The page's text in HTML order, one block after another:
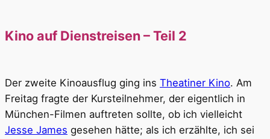
Kino auf Dienstreisen – Teil 2
Der zweite Kinoausflug ging ins Theatiner Kino. Am
Freitag fragte der Kursteilnehmer, der eigentlich in
München-Filmen auftreten sollte, ob ich vielleicht
Jesse James gesehen hätte; als ich erzählte, ich sei